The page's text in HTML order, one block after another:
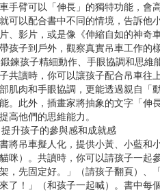
手臂可以「伸長」的獨特功能，會
可以配合書中不同的情境，告訴他
、影片，或是像《伸縮自如的神奇
孩子到戶外，觀察真實吊車工作的
鍊孩子精細動作、手眼協調和思維
共讀時，你可以讓孩子配合吊車往
肌肉和手眼協調，更能透過親自「
。此外，插畫家將抽象的文字「伸
高他們的思維能力。
升孩子的參與感和成就感
將吊車擬人化，提供小黃、小藍和
咪）。共讀時，你可以請孩子一起
，先固定好。」（請孩子翻頁）、
了！」（和孩子一起喊）。書中每